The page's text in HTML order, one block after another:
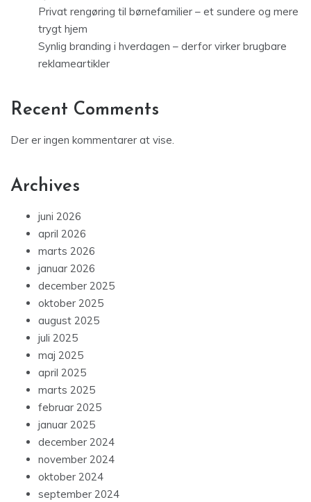
Privat rengøring til børnefamilier – et sundere og mere
trygt hjem
Synlig branding i hverdagen – derfor virker brugbare
reklameartikler
Recent Comments
Der er ingen kommentarer at vise.
Archives
juni 2026
april 2026
marts 2026
januar 2026
december 2025
oktober 2025
august 2025
juli 2025
maj 2025
april 2025
marts 2025
februar 2025
januar 2025
december 2024
november 2024
oktober 2024
september 2024